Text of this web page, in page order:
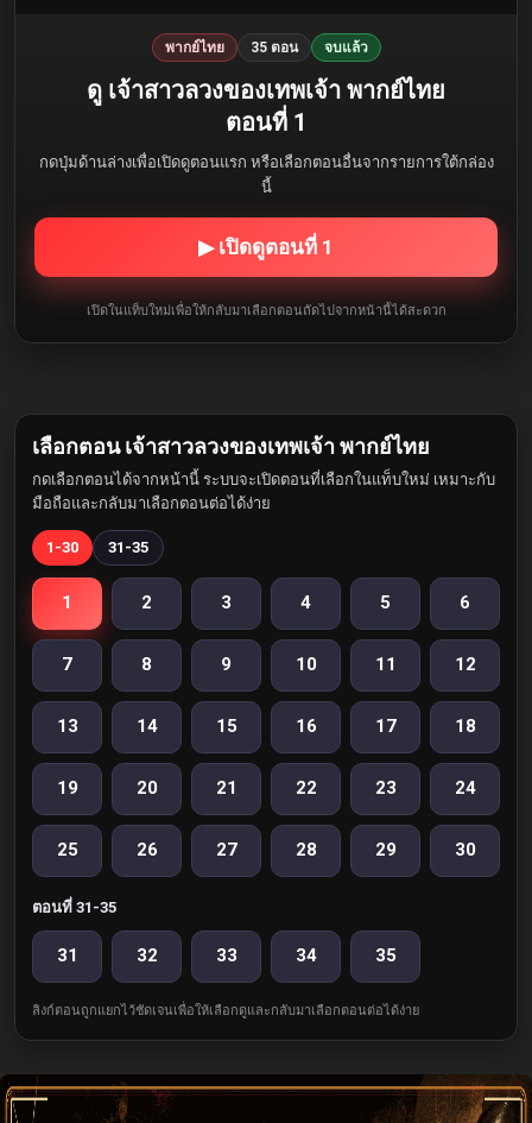
พากย์ไทย 35 ตอน จบแล้ว
ดู เจ้าสาวลวงของเทพเจ้า พากย์ไทย
ตอนที่ 1
กดปุ่มด้านล่างเพื่อเปิดดูตอนแรก หรือเลือกตอนอื่นจากรายการใต้กล่อง
นี้
▶ เปิดดูตอนที่ 1
เปิดในแท็บใหม่เพื่อให้กลับมาเลือกตอนถัดไปจากหน้านี้ได้สะดวก
เลือกตอน เจ้าสาวลวงของเทพเจ้า พากย์ไทย
กดเลือกตอนได้จากหน้านี้ ระบบจะเปิดตอนที่เลือกในแท็บใหม่ เหมาะกับ
มือถือและกลับมาเลือกตอนต่อได้ง่าย
1-30 31-35
1 2 3 4 5 6
7 8 9 10 11 12
13 14 15 16 17 18
19 20 21 22 23 24
25 26 27 28 29 30
ตอนที่ 31-35
31 32 33 34 35
ลิงก์ตอนถูกแยกไว้ชัดเจนเพื่อให้เลือกดูและกลับมาเลือกตอนต่อได้ง่าย